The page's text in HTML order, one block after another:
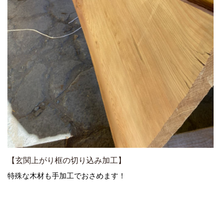
【玄関上がり框の切り込み加工】
特殊な木材も手加工でおさめます！